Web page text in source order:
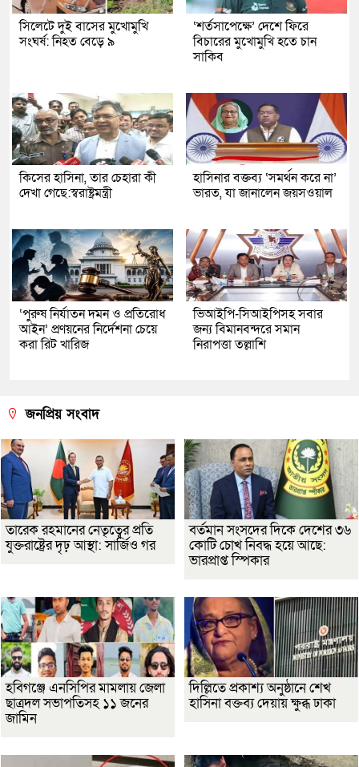
সিলেটে দুই বাসের মুখোমুখি
সংঘর্ষ: নিহত বেড়ে ৯
‘শর্তসাপেক্ষে’ দেশে ফিরে
বিচারের মুখোমুখি হতে চান
সাকিব
কিসের হাসিনা, তার চেহারা কী
দেখা গেছে:স্বরাষ্ট্রমন্ত্রী
হাসিনার বক্তব্য ‘সমর্থন করে না’
ভারত, যা জানালেন জয়সওয়াল
‘পুরুষ নির্যাতন দমন ও প্রতিরোধ
আইন’ প্রণয়নের নির্দেশনা চেয়ে
করা রিট খারিজ
ভিআইপি-সিআইপিসহ সবার
জন্য বিমানবন্দরে সমান
নিরাপত্তা তল্লাশি
জনপ্রিয় সংবাদ
তারেক রহমানের নেতৃত্বের প্রতি
যুক্তরাষ্ট্রের দৃঢ় আস্থা: সার্জিও গর
বর্তমান সংসদের দিকে দেশের ৩৬
কোটি চোখ নিবদ্ধ হয়ে আছে:
ভারপ্রাপ্ত স্পিকার
হবিগঞ্জে এনসিপির মামলায় জেলা
ছাত্রদল সভাপতিসহ ১১ জনের
জামিন
দিল্লিতে প্রকাশ্য অনুষ্ঠানে শেখ
হাসিনা বক্তব্য দেয়ায় ক্ষুব্ধ ঢাকা